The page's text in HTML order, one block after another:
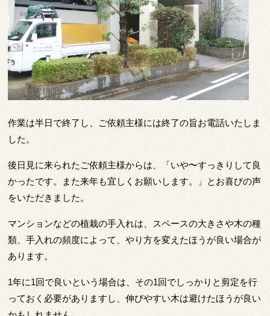
作業は半日で終了し、ご依頼主様には終了の旨お電話いたしま
した。
後日見に来られたご依頼主様からは、「いや〜すっきりして良
かったです。また来年も宜しくお願いします。」とお喜びの声
をいただきました。
マンションなどの植栽の手入れは、スペースの大きさや木の種
類、手入れの頻度によって、やり方を変えたほうが良い場合が
あります。
1年に1回で良いという場合は、その1回でしっかりと剪定を行
っておく必要がありますし、伸びやすい木は避けたほうが良い